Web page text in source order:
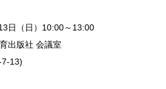
日（日）10:00～13:00
出版社 会議室
7-13)